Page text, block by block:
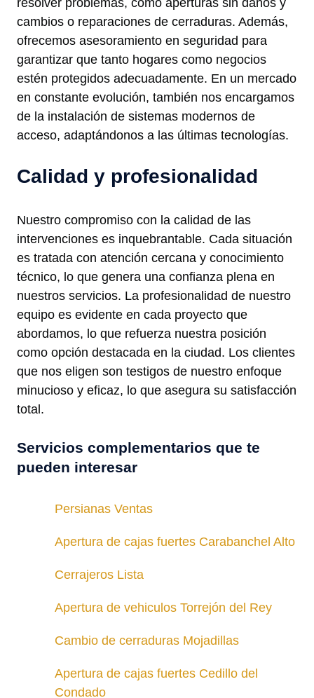
cambios o reparaciones de cerraduras. Además,
ofrecemos asesoramiento en seguridad para
garantizar que tanto hogares como negocios
estén protegidos adecuadamente. En un mercado
en constante evolución, también nos encargamos
de la instalación de sistemas modernos de
acceso, adaptándonos a las últimas tecnologías.
Calidad y profesionalidad
Nuestro compromiso con la calidad de las
intervenciones es inquebrantable. Cada situación
es tratada con atención cercana y conocimiento
técnico, lo que genera una confianza plena en
nuestros servicios. La profesionalidad de nuestro
equipo es evidente en cada proyecto que
abordamos, lo que refuerza nuestra posición
como opción destacada en la ciudad. Los clientes
que nos eligen son testigos de nuestro enfoque
minucioso y eficaz, lo que asegura su satisfacción
total.
Servicios complementarios que te
pueden interesar
Persianas Ventas
Apertura de cajas fuertes Carabanchel Alto
Cerrajeros Lista
Apertura de vehiculos Torrejón del Rey
Cambio de cerraduras Mojadillas
Apertura de cajas fuertes Cedillo del
Condado